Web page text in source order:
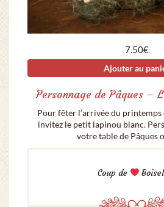
7.50€
Ajouter au
Personnage de Pâques –
Pour fêter l’arrivée du printemps
invitez le petit lapinou blanc.
votre table de Pâques
Coup de